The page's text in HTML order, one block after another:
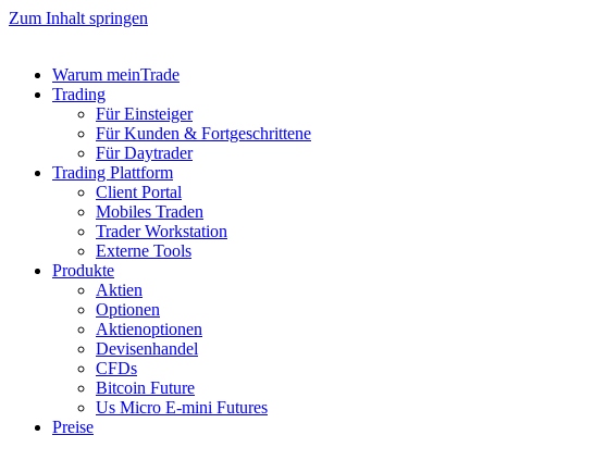
Zum Inhalt springen
Warum meinTrade
Trading
Für Einsteiger
Für Kunden & Fortgeschrittene
Für Daytrader
Trading Plattform
Client Portal
Mobiles Traden
Trader Workstation
Externe Tools
Produkte
Aktien
Optionen
Aktienoptionen
Devisenhandel
CFDs
Bitcoin Future
Us Micro E-mini Futures
Preise